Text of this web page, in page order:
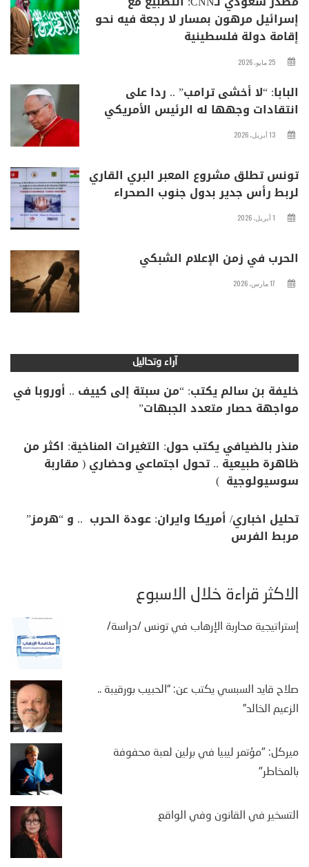
إسرائيل مرهون بمسار لا رجعة فيه نحو
إقامة دولة فلسطينية
25 مايو، 2026
البابا: “لا أخشى ترامب” .. ردا على
انتقادات وجهها له الرئيس الأمريكي
13 أبريل، 2026
تونس تطلق مشروع المعبر البري القاري
لربط رأس جدير بدول جنوب الصحراء
1 أبريل، 2026
الحرب في زمن الإعلام الشبكي
17 مارس، 2026
آراء وتحاليل
خليفة بن سالم يكتب: “من سبتة إلى كييف .. أوروبا في
مواجهة حصار متعدد الجبهات”
منذر بالضيافي يكتب حول: التغيرات المناخية: اكثر من
ظاهرة طبيعية .. تحول اجتماعي وحضاري ( مقاربة
سوسيولوجية )
تحليل اخباري/ أمريكا وايران: عودة الحرب .. و “هرمز”
مربط الفرس
الأكثر قراءة خلال الأسبوع
إستراتيجية محاربة الإرهاب في تونس /دراسة/
صلاح قايد السبسي يكتب عن: “الحبيب بورقيبة ..
الزعيم الخالد”
ميركل: "مؤتمر ليبيا في برلين لعبة محفوفة
بالمخاطر"
التسخير في القانون وفي الواقع